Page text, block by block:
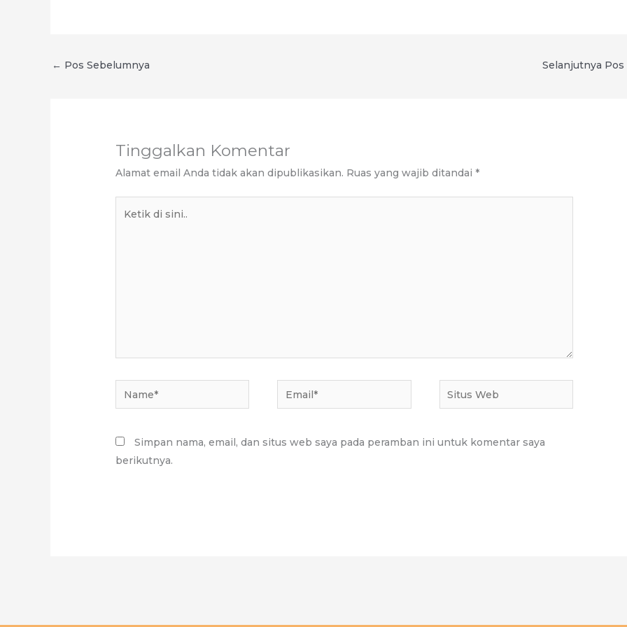
← Pos Sebelumnya Selanjutnya Pos
Tinggalkan Komentar
Alamat email Anda tidak akan dipublikasikan. Ruas yang wajib ditandai *
Name* Email*
Situs
Web
Simpan nama, email, dan situs web saya pada peramban ini untuk komentar saya
berikutnya.